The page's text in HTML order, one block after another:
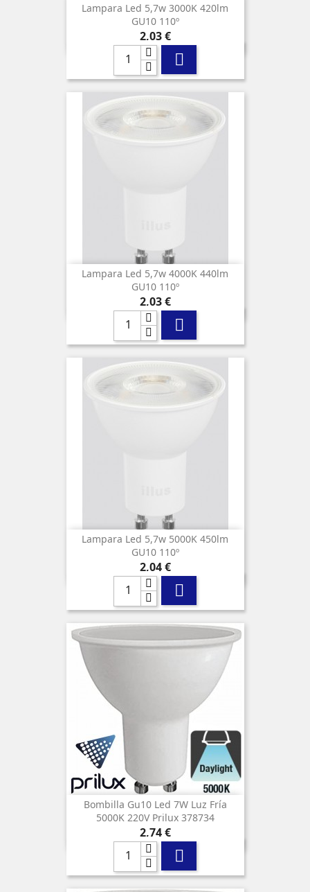
Lampara Led 5,7w 3000K 420lm
GU10 110º
Precio
2,03 €

Lampara Led 5,7w 4000K 440lm
GU10 110º
Precio
2,03 €

Lampara Led 5,7w 5000K 450lm
GU10 110º
Precio
2,04 €

Bombilla Gu10 Led 7W Luz Fría
5000K 220V Prilux 378734
Precio
2,74 €
